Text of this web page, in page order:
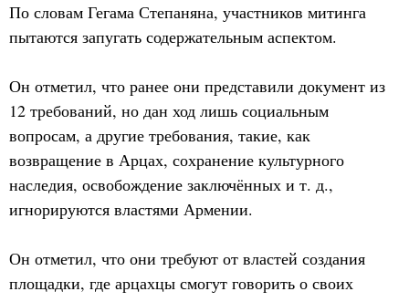
По словам Гегама Степаняна, участников митинга
пытаются запугать содержательным аспектом.
Он отметил, что ранее они представили документ из
12 требований, но дан ход лишь социальным
вопросам, а другие требования, такие, как
возвращение в Арцах, сохранение культурного
наследия, освобождение заключённых и т. д.,
игнорируются властями Армении.
Он отметил, что они требуют от властей создания
площадки, где арцахцы смогут говорить о своих